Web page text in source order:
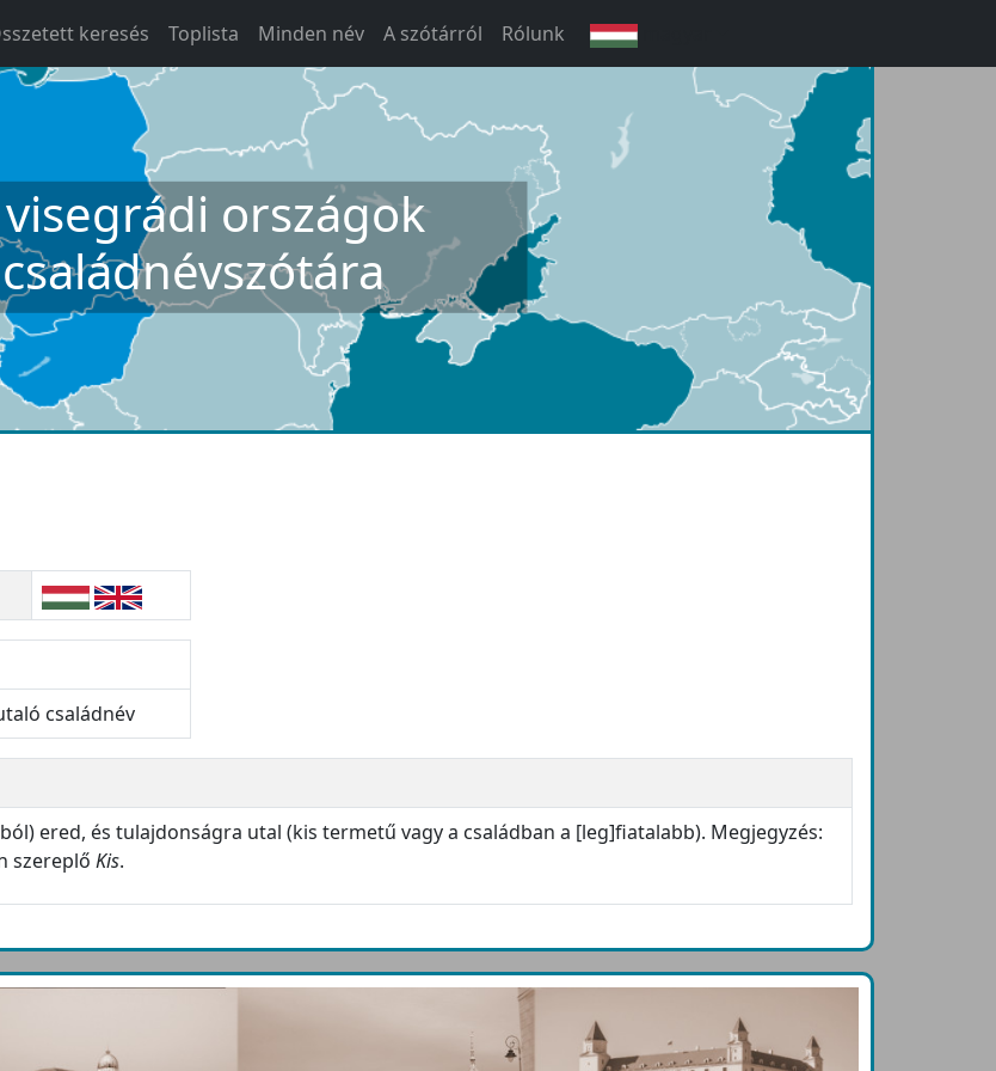
keresés Toplista Minden név A szótárról Rólunk
országok
családnévszótára
családnév
ered, és tulajdonságra utal (kis termetű vagy a családban a [leg]fiatalabb). Megjegyzés:
szereplő Kis.